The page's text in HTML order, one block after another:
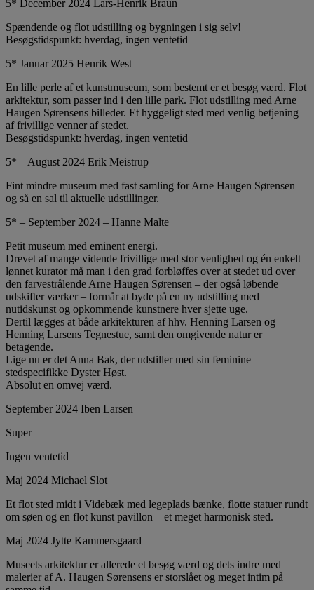
5* December 2024 Lars-Henrik Braun
Spændende og flot udstilling og bygningen i sig selv!
Besøgstidspunkt: hverdag, ingen ventetid
5* Januar 2025 Henrik West
En lille perle af et kunstmuseum, som bestemt er et besøg værd. Flot
arkitektur, som passer ind i den lille park. Flot udstilling med Arne
Haugen Sørensens billeder. Et hyggeligt sted med venlig betjening
af frivillige venner af stedet.
Besøgstidspunkt: hverdag, ingen ventetid
5* – August 2024 Erik Meistrup
Fint mindre museum med fast samling for Arne Haugen Sørensen
og så en sal til aktuelle udstillinger.
5* – September 2024 – Hanne Malte
Petit museum med eminent energi.
Drevet af mange vidende frivillige med stor venlighed og én enkelt
lønnet kurator må man i den grad forbløffes over at stedet ud over
den farvestrålende Arne Haugen Sørensen – der også løbende
udskifter værker – formår at byde på en ny udstilling med
nutidskunst og opkommende kunstnere hver sjette uge.
Dertil lægges at både arkitekturen af hhv. Henning Larsen og
Henning Larsens Tegnestue, samt den omgivende natur er
betagende.
Lige nu er det Anna Bak, der udstiller med sin feminine
stedspecifikke Dyster Høst.
Absolut en omvej værd.
September 2024 Iben Larsen
Super
Ingen ventetid
Maj 2024 Michael Slot
Et flot sted midt i Videbæk med legeplads bænke, flotte statuer rundt
om søen og en flot kunst pavillon – et meget harmonisk sted.
Maj 2024 Jytte Kammersgaard
Museets arkitektur er allerede et besøg værd og dets indre med
malerier af A. Haugen Sørensens er storslået og meget intim på